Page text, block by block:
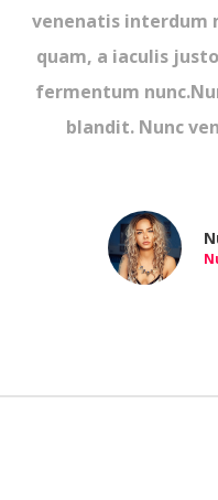
venenatis interdum
quam, a iaculis
fermentum
blandit. Nunc